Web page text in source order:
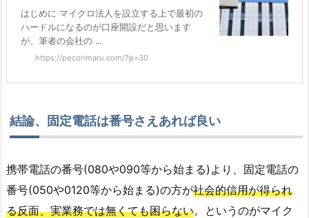
はじめに マイクロ法人を設立する上で最初の
ハードルになるのが口座開設だと思います
が、筆者の会社の ...
https://pecorimaru.com/?p=30
結論、固定電話は番号さえあれば良い
携帯電話の番号(080や090等から始まる)より、固定電話の
番号(050や0120等から始まる)の方が社会的信用が得られ
る反面、実業務では無くても困らない。というのがマイク